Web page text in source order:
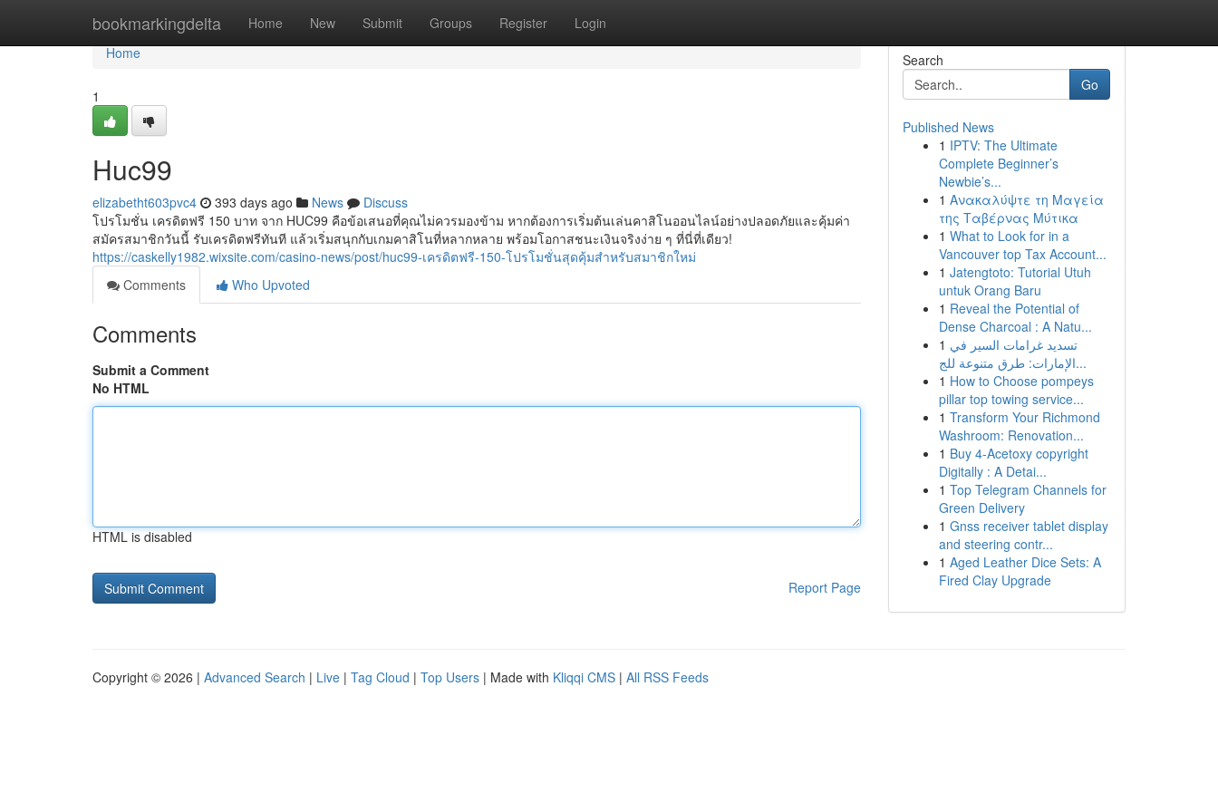
bookmarkingdelta Home New Submit Groups Register Login
Home
Home
1
Huc99
elizabetht603pvc4 393 days ago News
Discuss
โปรโมชั่น เครดิตฟรี 150 บาท จาก HUC99 คือข้อเสนอที่คุณไม่ควรมองข้าม หากต้องการเริ่มต้นเล่นคาสิโนออนไลน์อย่างปลอดภัยและคุ้มค่า
สมัครสมาชิกวันนี้ รับเครดิตฟรีทันที แล้วเริ่มสนุกกับเกมคาสิโนที่หลากหลาย พร้อมโอกาสชนะเงินจริงง่าย ๆ ที่นี่ที่เดียว!
https://caskelly1982.wixsite.com/casino-news/post/huc99-เครดิตฟรี-150-โปรโมชั่นสุดคุ้มสำหรับสมาชิกใหม่
Comments
Who Upvoted
Comments
Submit a Comment
No HTML
HTML is disabled
Report Page
Search
Go
Published News
1 IPTV: The Ultimate
Complete Beginner’s
Newbie’s...
1 Ανακαλύψτε τη Μαγεία
της Ταβέρνας Μύτικα
1 What to Look for in a
Vancouver top Tax Account...
1 Jatengtoto: Tutorial Utuh
untuk Orang Baru
1 Reveal the Potential of
Dense Charcoal : A Natu...
1 تسديد غرامات السير في
الإمارات: طرق متنوعة للج...
1 How to Choose pompeys
pillar top towing service...
1 Transform Your Richmond
Washroom: Renovation...
1 Buy 4-Acetoxy copyright
Digitally : A Detai...
1 Top Telegram Channels for
Green Delivery
1 Gnss receiver tablet display
and steering contr...
1 Aged Leather Dice Sets: A
Fired Clay Upgrade
Copyright © 2026 | Advanced Search | Live | Tag Cloud | Top Users | Made with Kliqqi CMS | All RSS Feeds